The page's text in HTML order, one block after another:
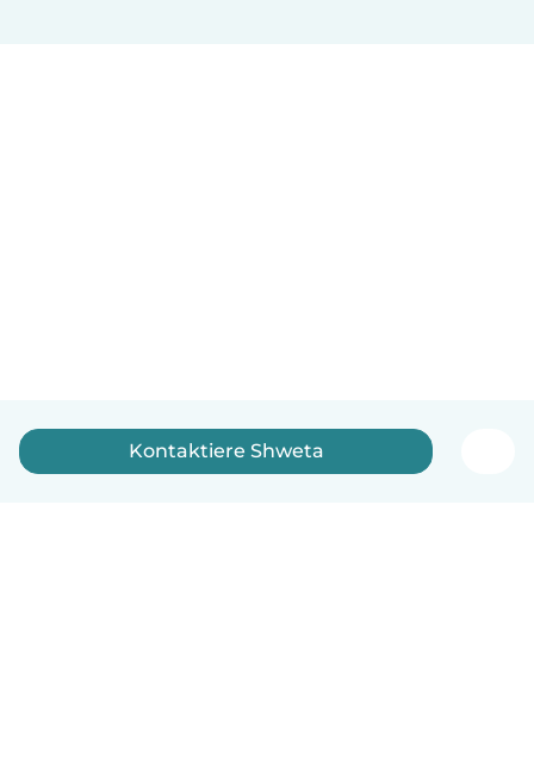
Kontaktiere Shweta